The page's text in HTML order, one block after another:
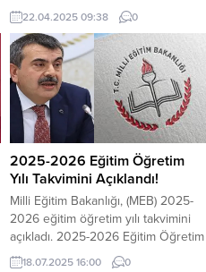
heyecanı bu akşam Konyaspor ile
Galatasaray karşılaşması ile
başlıyor. Kupada finale çıkmak
isteyen Konyaspor ile Galatasaray,
Medaş Konya Büyükşehir
Stadyumu’nda karşılaşacak. Tek
maç eleme sistemine göre
oynanacak olan karşılaşmanın
kazananı finale çıkacak. Maçta
Abdullah B. Taşkınsoy düdük
çalacak. Konyaspor –...
22.04.2025 09:38 0
2025-2026 Eğitim Öğretim
Yılı Takvimini Açıklandı!
Milli Eğitim Bakanlığı, (MEB) 2025-
2026 eğitim öğretim yılı takvimini
açıkladı. 2025-2026 Eğitim Öğretim
yılında okullarda birinci dönem, 8
18.07.2025 16:00 0